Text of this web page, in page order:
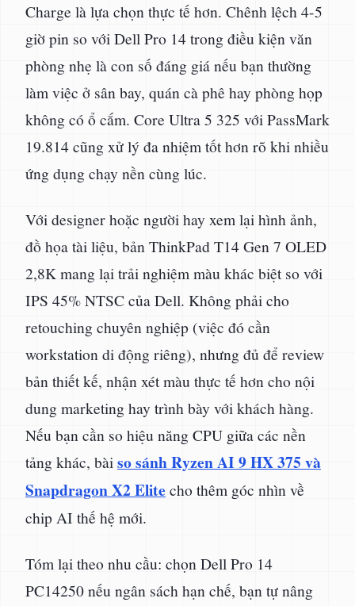
Charge là lựa chọn thực tế hơn. Chênh lệch 4-5
giờ pin so với Dell Pro 14 trong điều kiện văn
phòng nhẹ là con số đáng giá nếu bạn thường
làm việc ở sân bay, quán cà phê hay phòng họp
không có ổ cắm. Core Ultra 5 325 với PassMark
19.814 cũng xử lý đa nhiệm tốt hơn rõ khi nhiều
ứng dụng chạy nền cùng lúc.
Với designer hoặc người hay xem lại hình ảnh,
đồ họa tài liệu, bản ThinkPad T14 Gen 7 OLED
2,8K mang lại trải nghiệm màu khác biệt so với
IPS 45% NTSC của Dell. Không phải cho
retouching chuyên nghiệp (việc đó cần
workstation di động riêng), nhưng đủ để review
bản thiết kế, nhận xét màu thực tế hơn cho nội
dung marketing hay trình bày với khách hàng.
Nếu bạn cần so hiệu năng CPU giữa các nền
tảng khác, bàiso sánh Ryzen AI 9 HX 375 và
Snapdragon X2 Elitecho thêm góc nhìn về
chip AI thế hệ mới.
Tóm lại theo nhu cầu: chọn Dell Pro 14
PC14250 nếu ngân sách hạn chế, bạn tự nâng